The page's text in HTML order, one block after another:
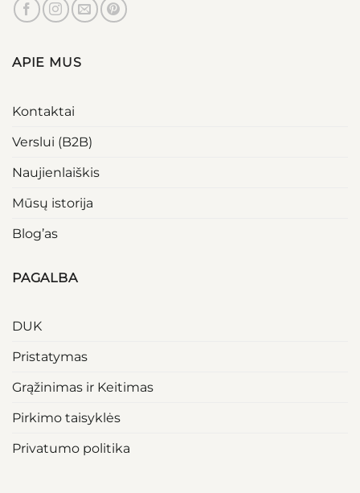
APIE MUS
Kontaktai
Verslui (B2B)
Naujienlaiškis
Mūsų istorija
Blog’as
PAGALBA
DUK
Pristatymas
Grąžinimas ir Keitimas
Pirkimo taisyklės
Privatumo politika